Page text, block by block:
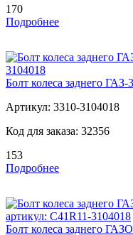
170
Подробнее
Болт колеса заднего
Артикул: 3310-3104018
Код для заказа: 32356
153
Подробнее
Болт колеса заднего